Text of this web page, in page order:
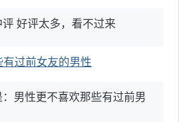
好评太多，看不过来
过前女友的男性
男性更不喜欢那些有过前男